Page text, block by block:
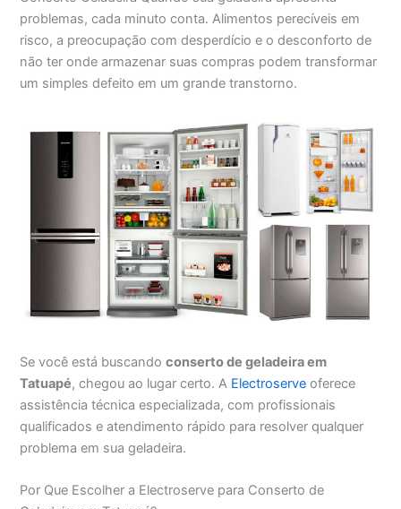
problemas, cada minuto conta. Alimentos perecíveis em
risco, a preocupação com desperdício e o desconforto de
não ter onde armazenar suas compras podem transformar
um simples defeito em um grande transtorno.
Se você está buscandoconserto de geladeira em
Tatuapé, chegou ao lugar certo. A Electroserve oferece
assistência técnica especializada, com profissionais
qualificados e atendimento rápido para resolver qualquer
problema em sua geladeira.
Por Que Escolher a Electroserve para Conserto de